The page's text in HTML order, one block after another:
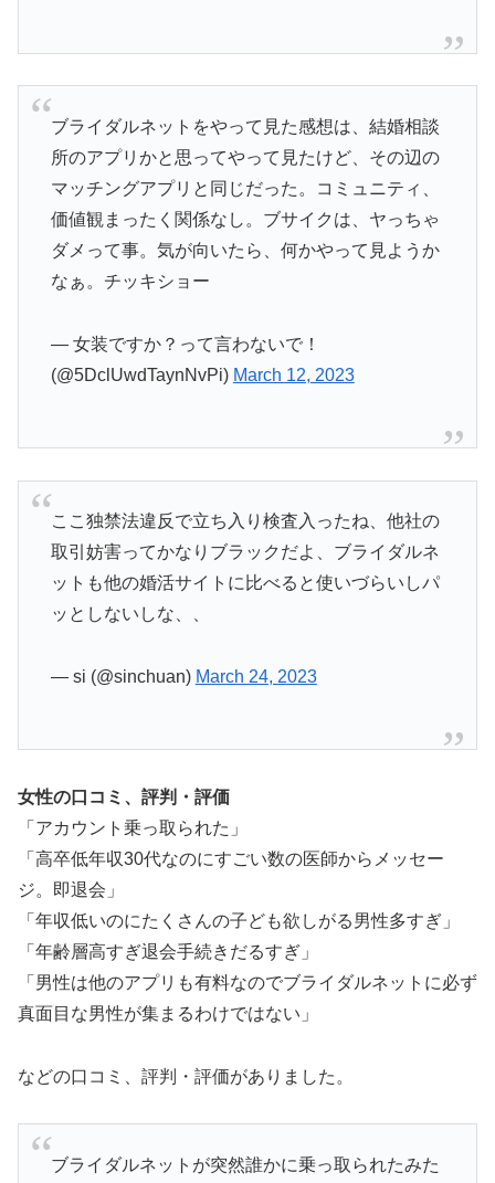
ブライダルネットをやって見た感想は、結婚相談
所のアプリかと思ってやって見たけど、その辺の
マッチングアプリと同じだった。コミュニティ、
価値観まったく関係なし。ブサイクは、ヤっちゃ
ダメって事。気が向いたら、何かやって見ようか
なぁ。チッキショー
— 女装ですか？って言わないで！
(@5DclUwdTaynNvPi) March 12, 2023
ここ独禁法違反で立ち入り検査入ったね、他社の
取引妨害ってかなりブラックだよ、ブライダルネ
ットも他の婚活サイトに比べると使いづらいしパ
ッとしないしな、、
— si (@sinchuan) March 24, 2023
女性の口コミ、評判・評価
「アカウント乗っ取られた」
「高卒低年収30代なのにすごい数の医師からメッセー
ジ。即退会」
「年収低いのにたくさんの子ども欲しがる男性多すぎ」
「年齢層高すぎ退会手続きだるすぎ」
「男性は他のアプリも有料なのでブライダルネットに必ず
真面目な男性が集まるわけではない」
などの口コミ、評判・評価がありました。
ブライダルネットが突然誰かに乗っ取られたみた